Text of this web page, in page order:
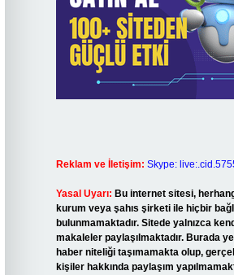
Reklam ve İletişim: Skype:
Yasal Uyarı: Bu internet sitesi,
kurum veya şahıs şirketi ile hiçbir
bulunmamaktadır. Sitede yalnızca
makaleler paylaşılmaktadır. Burada
haber niteliği taşımamakta olup,
kişiler hakkında paylaşım